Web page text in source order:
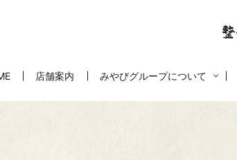
店舗案内 みやびグループについて